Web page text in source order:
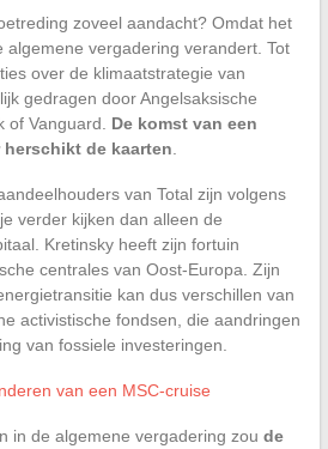
zoveel aandacht? Omdat het
algemene vergadering verandert. Tot
over de klimaatstrategie van
gedragen door Angelsaksische
of Vanguard. De komst van een
de kaarten
van Total zijn volgens
verder kijken dan alleen de
Kretinsky heeft zijn fortuin
centrales van Oost-Europa. Zijn
kan dus verschillen van
activistische fondsen, die aandringen
van fossiele investeringen.
van een MSC-cruise
in de algemene vergadering zou de